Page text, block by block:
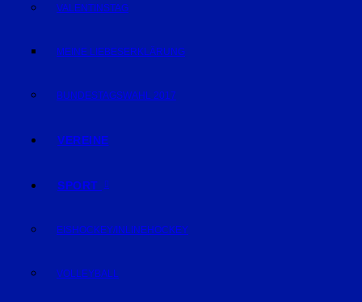
VALENTINSTAG
MEINE LIEBESERKLÄRUNG
BUNDESTAGSWAHL 2017
VEREINE
SPORT
EISHOCKEY/INLINEHOCKEY
VOLLEYBALL